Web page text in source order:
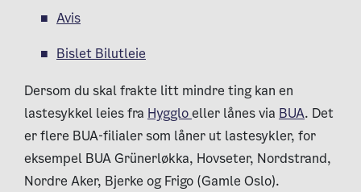
Avis
Bislet Bilutleie
Dersom du skal frakte litt mindre ting kan en
lastesykkel leies fra Hyggloeller lånes via BUA. Det
er flere BUA-filialer som låner ut lastesykler, for
eksempel BUA Grünerløkka, Hovseter, Nordstrand,
Nordre Aker, Bjerke og Frigo (Gamle Oslo).